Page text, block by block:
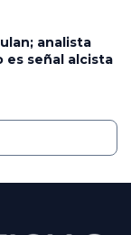
analista
es señal alcista